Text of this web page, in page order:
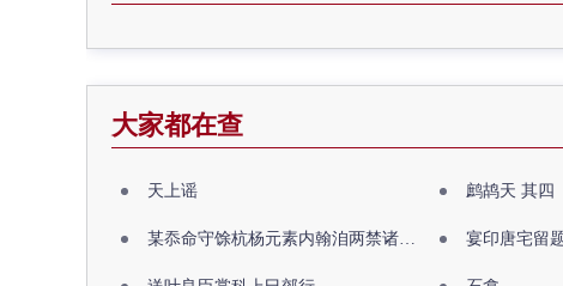
大家都在查
天上谣 鹧鸪天 其四
某忝命守馀杭杨元素内翰洎两禁诸公出祖佛寺 宴印唐宅留